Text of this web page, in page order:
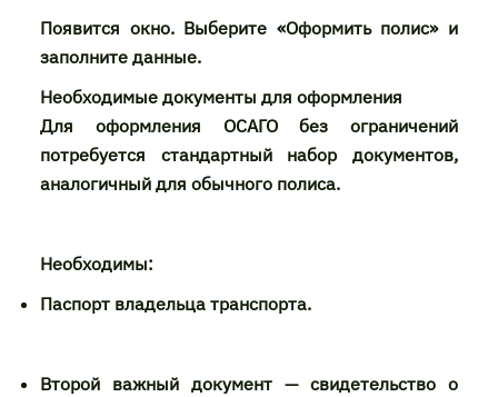
Появится окно. Выберите «Оформить полис» и
заполните данные.
Необходимые документы для оформления
Для оформления ОСАГО без ограничений
потребуется стандартный набор документов,
аналогичный для обычного полиса.
Необходимы:
Паспорт владельца транспорта.
Второй важный документ — свидетельство о